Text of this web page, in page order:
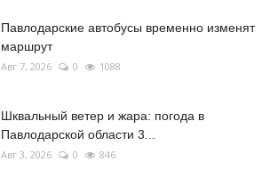
Павлодарские автобусы временно изменят
маршрут
Авг 7, 2026 0 1088
Шквальный ветер и жара: погода в
Павлодарской области 3...
Авг 3, 2026 0 846